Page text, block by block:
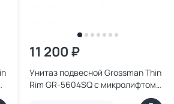
11 200 ₽
Унитаз подвесной Grossman Thin
Rim GR-5604SQ с микролифтом,